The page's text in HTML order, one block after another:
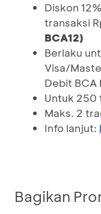
Diskon
transaksi
BCA12)
Berlaku
Visa/
Debit
Untuk 250
Maks. 2
Info lanjut:
Bagikan